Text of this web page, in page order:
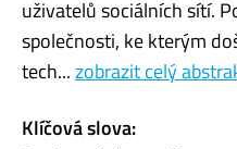
uživatelů sociálních sítí.
společnosti, ke kterým
tech...zobrazit celý
Klíčová slova: